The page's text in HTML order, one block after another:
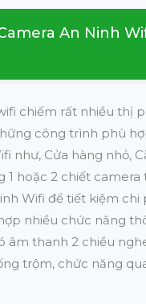
An Ninh
chiếm rất nhiều thị
công trình phù
như, Cửa hàng nhỏ,
1 hoặc 2 chiết camera
Wifi để tiết kiệm chi
nhiều chức năng
âm thanh 2 chiều
trộm, chức năng